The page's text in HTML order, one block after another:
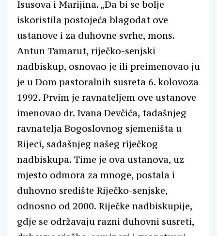
Isusova i Marijina. „Da bi se bolje
iskoristila postojeća blagodat ove
ustanove i za duhovne svrhe, mons.
Antun Tamarut, riječko-senjski
nadbiskup, osnovao je ili preimenovao ju
je u Dom pastoralnih susreta 6. kolovoza
1992. Prvim je ravnateljem ove ustanove
imenovao dr. Ivana Devčića, tadašnjeg
ravnatelja Bogoslovnog sjemeništa u
Rijeci, sadašnjeg našeg riječkog
nadbiskupa. Time je ova ustanova, uz
mjesto odmora za mnoge, postala i
duhovno središte Riječko-senjske,
odnosno od 2000. Riječke nadbiskupije,
gdje se održavaju razni duhovni susreti,